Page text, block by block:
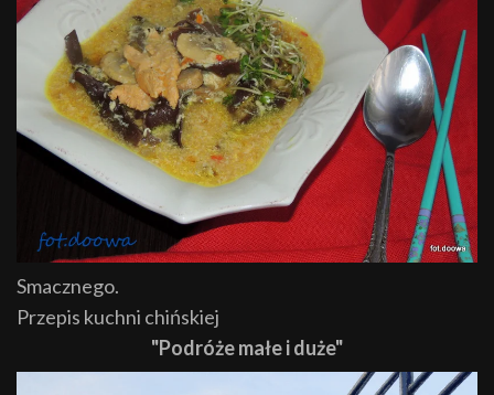
Smacznego.
Przepis kuchni chińskiej
"Podróże małe i duże"